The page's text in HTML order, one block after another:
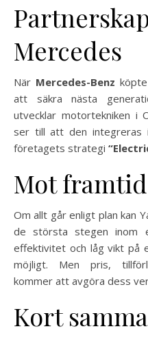
Mercedes
När Mercedes-Benz
att säkra nästa
utvecklar motortekniken i
ser till att den integreras
företagets strategi
Mot
Om allt går enligt plan kan
de största stegen inom
effektivitet och låg vikt på
möjligt. Men pris,
kommer att avgöra dess
Kort